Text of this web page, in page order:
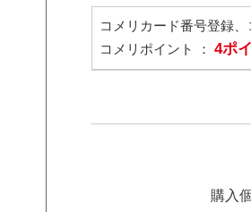
コメリカード番号登録
コメリポイント ： 4ポ
購入